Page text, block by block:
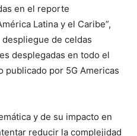
en el reporte
Latina y el Caribe”,
de celdas
desplegadas en todo el
publicado por 5G Americas
y de su impacto en
reducir la complejidad